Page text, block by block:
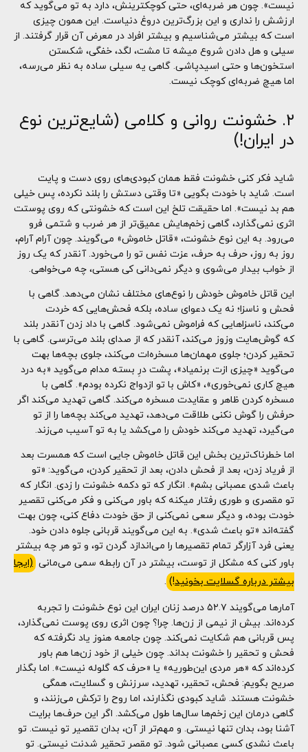
نیست». چون هر ضربه‌ای، حتی کوچکترینش، دارد به تو می‌گوید که
ارزشش را نداری و این بزرگ‌ترین دروغ دنیاست. این همون چیزی
است که بیشتر می‌شناسیم و بیشتر افراد در معرض آن قرار گرفتند. از
سیلی و هل دادن شروع میشه تا مشت، لگد، خفگی، شکستن
استخون‌ها و حتی اسیدپاشی. گاهی یه سیلی ساده به نظر می‌رسه،
اما هیچ ضربه‌ای کوچک نیست.
۲. خشونت روانی و کلامی (شایع‌ترین نوع
در ایران!)
شاید فکر کنی خشونت فقط همان کبودی‌های روی دست و پایت
است. شاید با خودت بگویی «تا وقتی دستش را بلند نکرده، پس خیلی
هم بد نیست». اما حقیقت تلخ این است که خشونتی که روی پوستت
اثری نمی‌گذارد، گاهی زخم‌هایش عمیق‌تر از هر ضرب و شتمی فرو
می‌رود. به این نوع خشونت، «قاتل خاموش» می‌گویند. چون آرام آرام،
روز به روز، حرف به حرف، عزت نفس تو را می‌خورد. آنقدر که یک روز
از خواب بیدار می‌شوی و دیگر نمی‌دانی کی هستی، چه می‌خواهی.
این قاتل خاموش خودش را نوع‌های مختلف نشان می‌دهد. گاهی با
فحش و ناسزا؛ نه یک دعوای ساده، بلکه فحش‌هایی که خردت
می‌کند، ناسزاهایی که فراموش نمی‌شود. گاهی با داد زدن آنقدر بلند
که گوش‌هایت وزوز می‌کند، آنقدر که از صدای بلند می‌ترسی. گاهی با
تحقیر کردن؛ جلوی مهمان‌ها مسخره‌ات می‌کند، جلوی بچه‌ها بهت
می‌گوید «چیزی ازت برنمیاد»، پشت درِ بسته مدام می‌گوید «به درد
هیچ کاری نمی‌خوری»، «کاش با تو ازدواج نکرده بودم». گاهی با
مسخره کردن ظاهر و عقایدت مسخره می‌کند. گاهی تهدید می‌کند اگر
حرفش را گوش نکنی طلاقت می‌دهد، تهدید می‌کند بچه‌ها را از تو
می‌گیرد، تهدید می‌کند خودش را می‌کشد یا به تو آسیب می‌زند.
اما خطرناک‌ترین بخش این قاتل خاموش جایی است که همسرت بعد
از فریاد زدن، بعد از فحش دادن، بعد از تحقیر کردن، می‌گوید: «تو
باعث شدی عصبانی بشم». انگار که تو دکمه خشونت را زدی. انگار که
تو مقصری و طوری رفتار میکنه که باور می‌کنی و فکر می‌کنی تقصیر
خودت بوده، و دیگر سعی نمی‌کنی از حق خودت دفاع کنی، چون بهت
گفته‌اند «تو باعث شدی». به این می‌گویند قربانی جلوه دادن خود.
یعنی فرد آزارگر تمام تقصیرها را می‌اندازد گردن تو، و تو هر چه بیشتر
باور کنی که مشکل از توست، بیشتر در آن رابطه سمی می‌مانی (ایجا
بیشتر درباره گسلایت بخونید!) .
آمارها می‌گویند ۵۲.۷ درصد زنان ایران این نوع خشونت را تجربه
کرده‌اند. بیش از نیمی از زن‌ها. چرا؟ چون اثری روی پوست نمی‌گذارد،
پس قربانی هم شکایت نمی‌کند. چون جامعه هنوز یاد نگرفته که
فحش و تحقیر را خشونت بداند. چون خیلی از خود زن‌ها هم باور
کرده‌اند که «هر مردی این‌طوریه» یا «حرف که گلوله نیست». اما بگذار
صریح بگویم: فحش، تحقیر، تهدید، سرزنش و گسلایت، همگی
خشونت هستند. شاید کبودی نگذارند، اما روح را ترکش می‌زنند، و
گاهی درمان این زخم‌ها سال‌ها طول می‌کشد. اگر این حرف‌ها برایت
آشنا بود، بدان تنها نیستی. و مهم‌تر از آن، بدان تقصیر تو نیست. تو
باعث نشدی کسی عصبانی شود. تو مقصر تحقیر شدنت نیستی. تو